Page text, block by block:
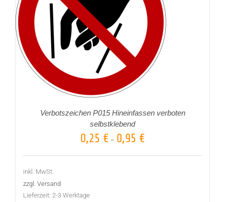
Verbotszeichen P015 Hineinfassen verboten
selbstklebend
0,25 € – 0,95 €
inkl. MwSt.
zzgl. Versand
Lieferzeit: 2-3 Werktage